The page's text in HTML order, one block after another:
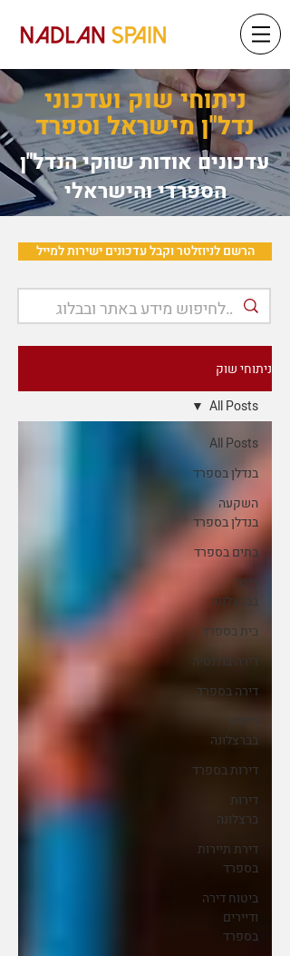
ניתוחי שוק ועדכוני
נדל"ן מישראל וספרד
עדכונים אודות שווקי הנדל"ן
הספרדי והישראלי
הרשם לניוזלטר וקבל עדכונים ישירות למייל
ניתוחי שוק
All Posts
בנדלן בספרד
השקעה
בנדלן בספרד
בתים בספרד
דירה
בברצלונה
בית בספרד
דירה בולנסיה
דירה בספרד
דירות
בברצלונה
דירות בספרד
דירות
ברצלונה
דירת תיירות
בספרד
ביטוח דירה
ודיירים
בספרד
All Posts